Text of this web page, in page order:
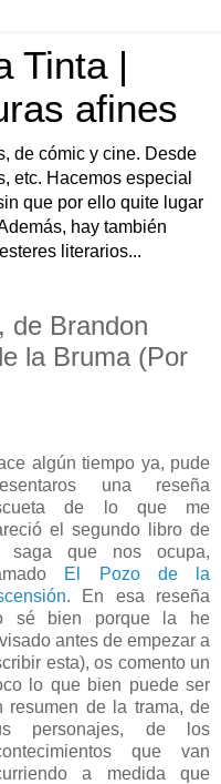
Tinta |
afines
de cómic y cine. Desde
etc. Hacemos especial
que por ello quite lugar
hay también
literarios...
de Brandon
la Bruma (Por
algún tiempo ya, pude
una reseña
de lo que me
el segundo libro de
saga que nos ocupa,
El Pozo de la
. En esa reseña
sé bien porque la he
antes de empezar a
esta), os comento un
lo que bien puede ser
resumen de la trama, de
personajes, de los
que van
a medida que